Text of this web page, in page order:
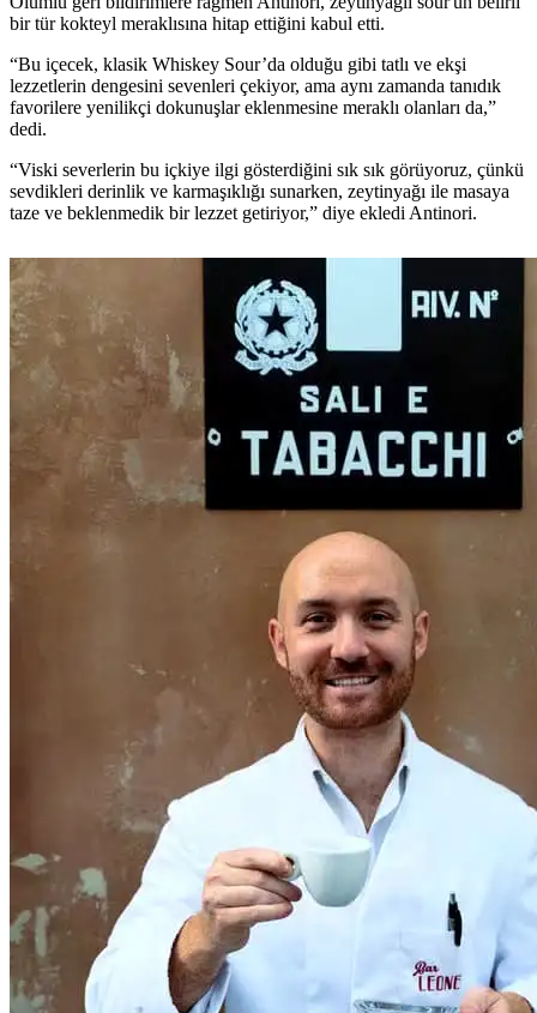
bir tür kokteyl meraklısına hitap ettiğini kabul etti.
“Bu içecek, klasik Whiskey Sour’da olduğu gibi tatlı ve ekşi
lezzetlerin dengesini sevenleri çekiyor, ama aynı zamanda tanıdık
favorilere yenilikçi dokunuşlar eklenmesine meraklı olanları da,”
dedi.
“Viski severlerin bu içkiye ilgi gösterdiğini sık sık görüyoruz, çünkü
sevdikleri derinlik ve karmaşıklığı sunarken, zeytinyağı ile masaya
taze ve beklenmedik bir lezzet getiriyor,” diye ekledi Antinori.